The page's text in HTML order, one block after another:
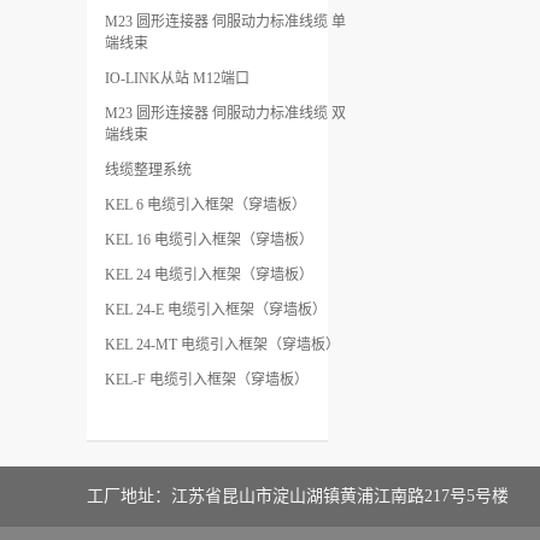
M23 圆形连接器 伺服动力标准线缆 单
端线束
IO-LINK从站 M12端口
M23 圆形连接器 伺服动力标准线缆 双
端线束
线缆整理系统
KEL 6 电缆引入框架（穿墙板）
KEL 16 电缆引入框架（穿墙板）
KEL 24 电缆引入框架（穿墙板）
KEL 24-E 电缆引入框架（穿墙板）
KEL 24-MT 电缆引入框架（穿墙板）
KEL-F 电缆引入框架（穿墙板）
工厂地址：江苏省昆山市淀山湖镇黄浦江南路217号5号楼